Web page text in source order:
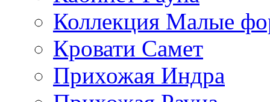
Коллекция Малые
Кровати Самет
Прихожая Индра